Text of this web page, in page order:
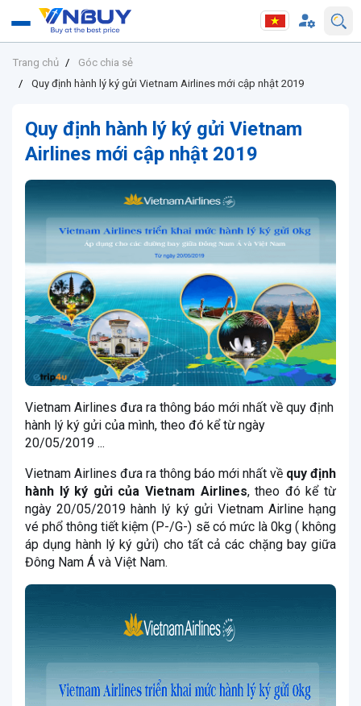
Trang chủ
Góc chia sẻ
Quy định hành lý ký gửi Vietnam Airlines mới cập nhật 2019
Quy định hành lý ký gửi Vietnam
Airlines mới cập nhật 2019
Vietnam Airlines đưa ra thông báo mới nhất về quy định
hành lý ký gửi của mình, theo đó kể từ ngày
20/05/2019 ...
Vietnam Airlines đưa ra thông báo mới nhất về quy định
hành lý ký gửi của Vietnam Airlines, theo đó kể từ
ngày 20/05/2019 hành lý ký gửi Vietnam Airline hạng
vé phổ thông tiết kiệm (P-/G-) sẽ có mức là 0kg ( không
áp dụng hành lý ký gửi) cho tất cả các chặng bay giữa
Đông Nam Á và Việt Nam.